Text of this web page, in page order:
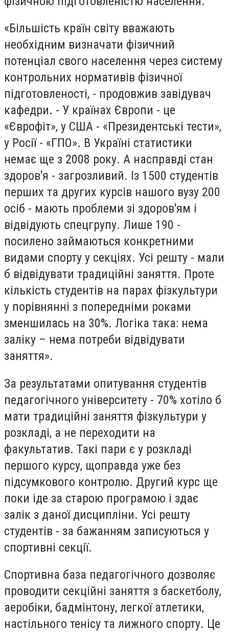
«Більшість країн світу вважають
необхідним визначати фізичний
потенціал свого населення через систему
контрольних нормативів фізичної
підготовленості, - продовжив завідувач
кафедри. - У країнах Європи - це
«Єврофіт», у США - «Президентські тести»,
у Росії - «ГПО». В Україні статистики
немає ще з 2008 року. А насправді стан
здоров'я - загрозливий. Із 1500 студентів
перших та других курсів нашого вузу 200
осіб - мають проблеми зі здоров'ям і
відвідують спецгрупу. Лише 190 -
посилено займаються конкретними
видами спорту у секціях. Усі решту - мали
б відвідувати традиційні заняття. Проте
кількість студентів на парах фізкультури
у порівнянні з попередніми роками
зменшилась на 30%. Логіка така: нема
заліку – нема потреби відвідувати
заняття».
За результатами опитування студентів
педагогічного університету - 70% хотіло б
мати традиційні заняття фізкультури у
розкладі, а не переходити на
факультатив. Такі пари є у розкладі
першого курсу, щоправда уже без
підсумкового контролю. Другий курс ще
поки іде за старою програмою і здає
залік з даної дисципліни. Усі решту
студентів - за бажанням записуються у
спортивні секції.
Спортивна база педагогічного дозволяє
проводити секційні заняття з баскетболу,
аеробіки, бадмінтону, легкої атлетики,
настільного тенісу та лижного спорту. Це